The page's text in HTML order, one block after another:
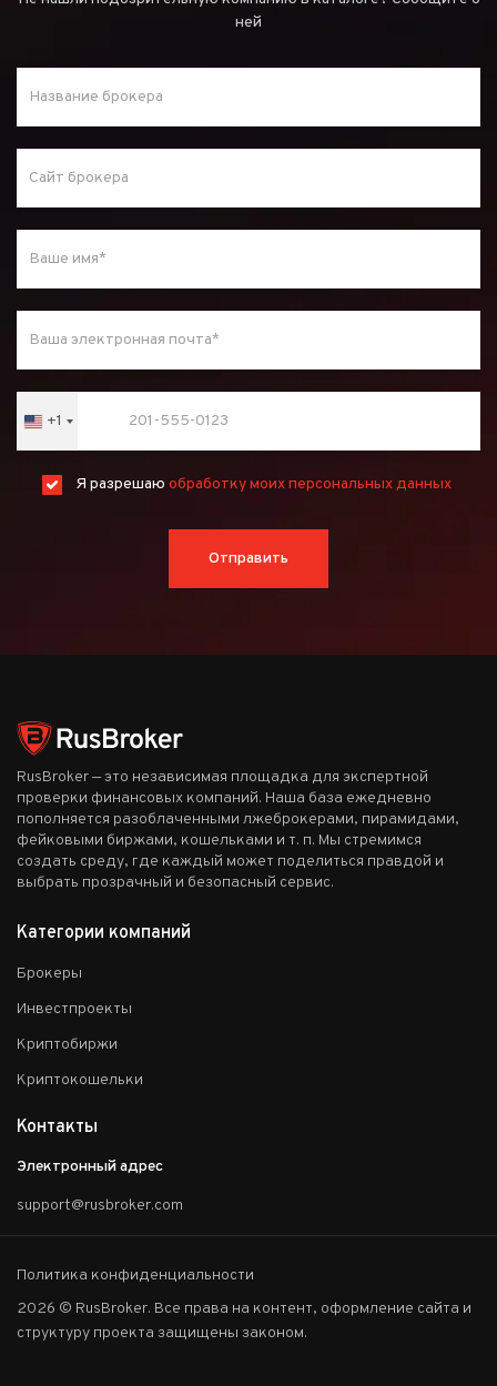
ней
United
States
+1
+1
Я разрешаю обработку моих персональных данных
Отправить
RusBroker — это независимая площадка для экспертной
проверки финансовых компаний. Наша база ежедневно
пополняется разоблаченными лжеброкерами, пирамидами,
фейковыми биржами, кошельками и т. п. Мы стремимся
создать среду, где каждый может поделиться правдой и
выбрать прозрачный и безопасный сервис.
Категории компаний
Брокеры
Инвестпроекты
Криптобиржи
Криптокошельки
Контакты
Электронный адрес
support@rusbroker.com
2026 © RusBroker. Все права на контент, оформление сайта и
структуру проекта защищены законом.
Политика конфиденциальности